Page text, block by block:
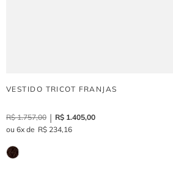
VESTIDO TRICOT FRANJAS
R$ 1.757,00 R$ 1.405,00
6
R$ 234,16